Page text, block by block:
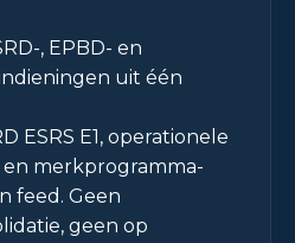
, EPBD- en
uit één
ESRS E1, operationele
merkprogramma-
feed. Geen
geen op